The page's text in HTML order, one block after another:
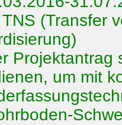
(Transfer
Projektantrag
um mit